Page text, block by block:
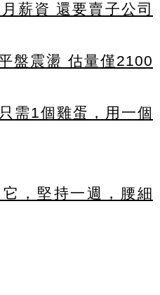
薪資 還要賣子公司
盤震盪 估量僅2100
需1個雞蛋，用一個
，堅持一週，腰細